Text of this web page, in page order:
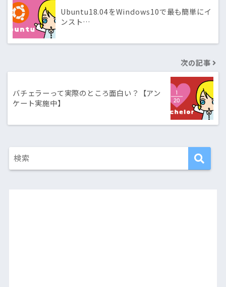
Ubuntu18.04をWindows10で最も簡単にイ
ンスト…
次の記事
バチェラーって実際のところ面白い？【アン
ケート実施中】